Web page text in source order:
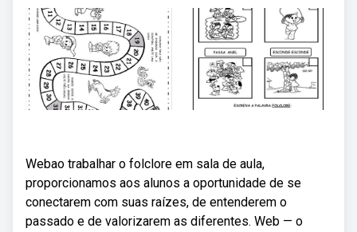
Webao trabalhar o folclore em sala de aula,
proporcionamos aos alunos a oportunidade de se
conectarem com suas raízes, de entenderem o
passado e de valorizarem as diferentes. Web — o